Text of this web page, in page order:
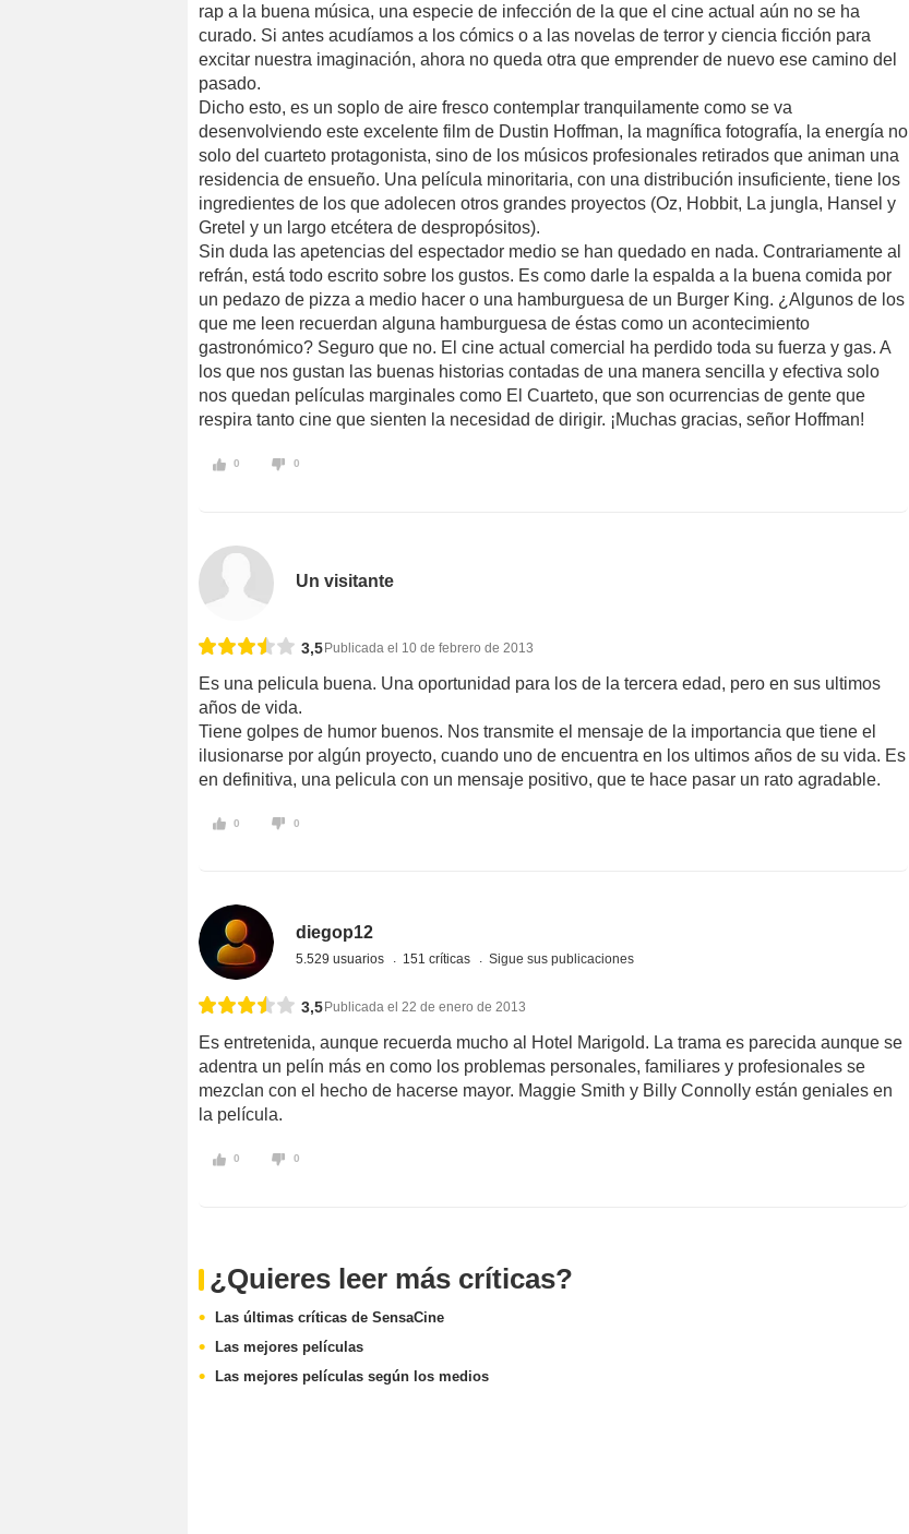
rap a la buena música, una especie de infección de la que el cine actual aún no se ha
curado. Si antes acudíamos a los cómics o a las novelas de terror y ciencia ficción para
excitar nuestra imaginación, ahora no queda otra que emprender de nuevo ese camino del
pasado.
Dicho esto, es un soplo de aire fresco contemplar tranquilamente como se va
desenvolviendo este excelente film de Dustin Hoffman, la magnífica fotografía, la energía no
solo del cuarteto protagonista, sino de los músicos profesionales retirados que animan una
residencia de ensueño. Una película minoritaria, con una distribución insuficiente, tiene los
ingredientes de los que adolecen otros grandes proyectos (Oz, Hobbit, La jungla, Hansel y
Gretel y un largo etcétera de despropósitos).
Sin duda las apetencias del espectador medio se han quedado en nada. Contrariamente al
refrán, está todo escrito sobre los gustos. Es como darle la espalda a la buena comida por
un pedazo de pizza a medio hacer o una hamburguesa de un Burger King. ¿Algunos de los
que me leen recuerdan alguna hamburguesa de éstas como un acontecimiento
gastronómico? Seguro que no. El cine actual comercial ha perdido toda su fuerza y gas. A
los que nos gustan las buenas historias contadas de una manera sencilla y efectiva solo
nos quedan películas marginales como El Cuarteto, que son ocurrencias de gente que
respira tanto cine que sienten la necesidad de dirigir. ¡Muchas gracias, señor Hoffman!
0 0
Un visitante
3,5Publicada el 10 de febrero de 2013
Es una pelicula buena. Una oportunidad para los de la tercera edad, pero en sus ultimos
años de vida.
Tiene golpes de humor buenos. Nos transmite el mensaje de la importancia que tiene el
ilusionarse por algún proyecto, cuando uno de encuentra en los ultimos años de su vida. Es
en definitiva, una pelicula con un mensaje positivo, que te hace pasar un rato agradable.
0 0
diegop12
5.529 usuarios 151 críticas Sigue sus publicaciones
3,5 Publicada el 22 de enero de 2013
Es entretenida, aunque recuerda mucho al Hotel Marigold. La trama es parecida aunque se
adentra un pelín más en como los problemas personales, familiares y profesionales se
mezclan con el hecho de hacerse mayor. Maggie Smith y Billy Connolly están geniales en
la película.
0 0
¿Quieres leer más críticas?
Las últimas críticas de SensaCine
Las mejores películas
Las mejores películas según los medios